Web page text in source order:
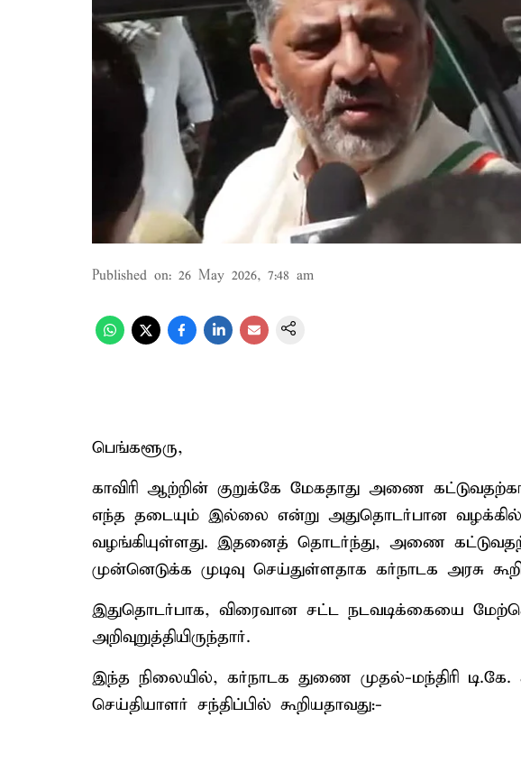
Published on: 26 May 2026, 7:48 am
பெங்களூரு,
காவிரி ஆற்றின் குறுக்கே மேகதாது அணை
எந்த தடையும் இல்லை என்று அதுதொடர்பான வழக்கில்
வழங்கியுள்ளது. இதனைத் தொடர்ந்து, அணை
முன்னெடுக்க முடிவு செய்துள்ளதாக கர்நாடக அரசு
இதுதொடர்பாக, விரைவான சட்ட நடவடிக்கையை
அறிவுறுத்தியிருந்தார்.
இந்த நிலையில், கர்நாடக துணை முதல்-மந்திரி டி.கே.
செய்தியாளர் சந்திப்பில் கூறியதாவது:-